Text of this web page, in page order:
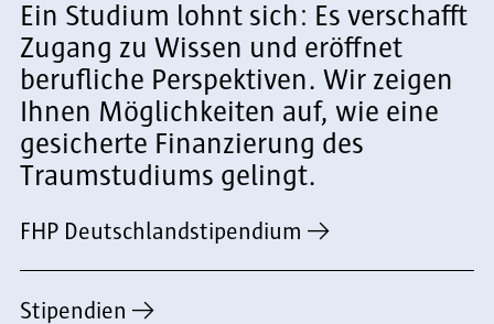
Ein Studium lohnt sich: Es verschafft
Zugang zu Wissen und eröffnet
berufliche Perspektiven. Wir zeigen
Ihnen Möglichkeiten auf, wie eine
gesicherte Finanzierung des
Traumstudiums gelingt.
FHP Deutschlandstipendium
Stipendien